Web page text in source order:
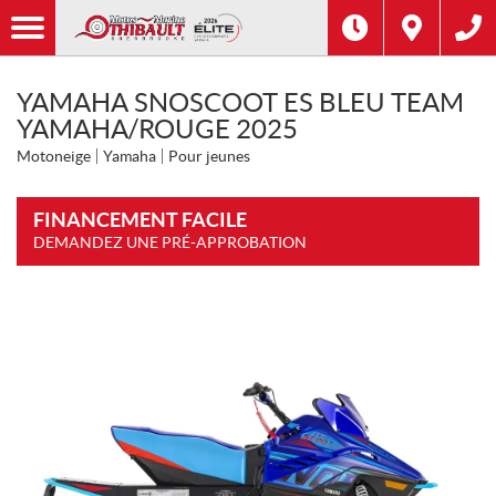
YAMAHA SNOSCOOT ES BLEU TEAM
YAMAHA/ROUGE 2025
Motoneige Yamaha Pour jeunes
FINANCEMENT FACILE
DEMANDEZ UNE PRÉ-APPROBATION